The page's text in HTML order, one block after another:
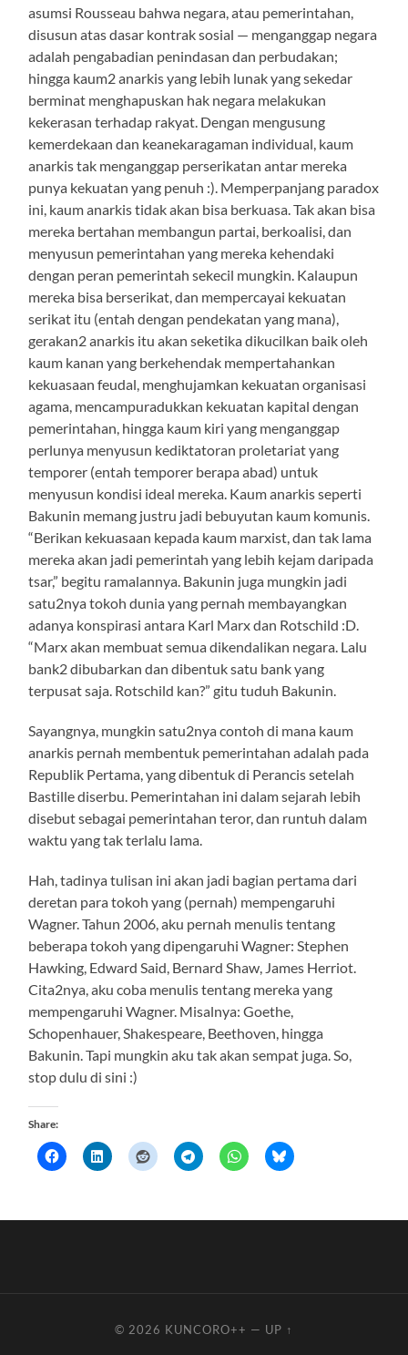
asumsi Rousseau bahwa negara, atau pemerintahan,
disusun atas dasar kontrak sosial — menganggap negara
adalah pengabadian penindasan dan perbudakan;
hingga kaum2 anarkis yang lebih lunak yang sekedar
berminat menghapuskan hak negara melakukan
kekerasan terhadap rakyat. Dengan mengusung
kemerdekaan dan keanekaragaman individual, kaum
anarkis tak menganggap perserikatan antar mereka
punya kekuatan yang penuh :). Memperpanjang paradox
ini, kaum anarkis tidak akan bisa berkuasa. Tak akan bisa
mereka bertahan membangun partai, berkoalisi, dan
menyusun pemerintahan yang mereka kehendaki
dengan peran pemerintah sekecil mungkin. Kalaupun
mereka bisa berserikat, dan mempercayai kekuatan
serikat itu (entah dengan pendekatan yang mana),
gerakan2 anarkis itu akan seketika dikucilkan baik oleh
kaum kanan yang berkehendak mempertahankan
kekuasaan feudal, menghujamkan kekuatan organisasi
agama, mencampuradukkan kekuatan kapital dengan
pemerintahan, hingga kaum kiri yang menganggap
perlunya menyusun kediktatoran proletariat yang
temporer (entah temporer berapa abad) untuk
menyusun kondisi ideal mereka. Kaum anarkis seperti
Bakunin memang justru jadi bebuyutan kaum komunis.
“Berikan kekuasaan kepada kaum marxist, dan tak lama
mereka akan jadi pemerintah yang lebih kejam daripada
tsar,” begitu ramalannya. Bakunin juga mungkin jadi
satu2nya tokoh dunia yang pernah membayangkan
adanya konspirasi antara Karl Marx dan Rotschild :D.
“Marx akan membuat semua dikendalikan negara. Lalu
bank2 dibubarkan dan dibentuk satu bank yang
terpusat saja. Rotschild kan?” gitu tuduh Bakunin.
Sayangnya, mungkin satu2nya contoh di mana kaum
anarkis pernah membentuk pemerintahan adalah pada
Republik Pertama, yang dibentuk di Perancis setelah
Bastille diserbu. Pemerintahan ini dalam sejarah lebih
disebut sebagai pemerintahan teror, dan runtuh dalam
waktu yang tak terlalu lama.
Hah, tadinya tulisan ini akan jadi bagian pertama dari
deretan para tokoh yang (pernah) mempengaruhi
Wagner. Tahun 2006, aku pernah menulis tentang
beberapa tokoh yang dipengaruhi Wagner: Stephen
Hawking, Edward Said, Bernard Shaw, James Herriot.
Cita2nya, aku coba menulis tentang mereka yang
mempengaruhi Wagner. Misalnya: Goethe,
Schopenhauer, Shakespeare, Beethoven, hingga
Bakunin. Tapi mungkin aku tak akan sempat juga. So,
stop dulu di sini :)
Share:
© 2026 KUNCORO++ — UP ↑